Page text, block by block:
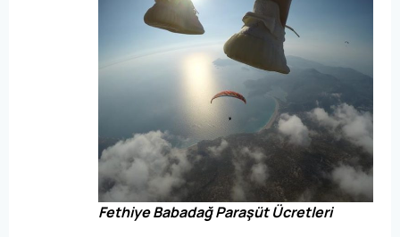
Fethiye Babadağ Paraşüt Ücretleri